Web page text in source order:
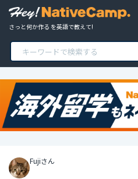
さっと何か作る を英語で教えて!
Fujiさん